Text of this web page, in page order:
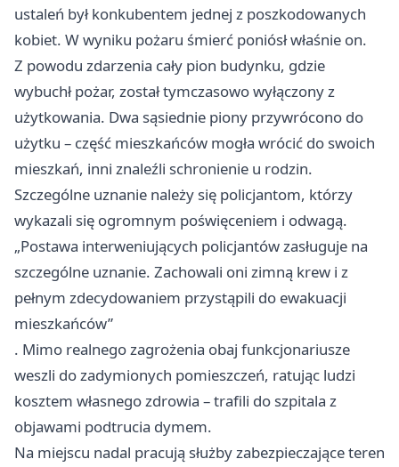
ustaleń był konkubentem jednej z poszkodowanych
kobiet. W wyniku pożaru śmierć poniósł właśnie on.
Z powodu zdarzenia cały pion budynku, gdzie
wybuchł pożar, został tymczasowo wyłączony z
użytkowania. Dwa sąsiednie piony przywrócono do
użytku – część mieszkańców mogła wrócić do swoich
mieszkań, inni znaleźli schronienie u rodzin.
Szczególne uznanie należy się policjantom, którzy
wykazali się ogromnym poświęceniem i odwagą.
„Postawa interweniujących policjantów zasługuje na
szczególne uznanie. Zachowali oni zimną krew i z
pełnym zdecydowaniem przystąpili do ewakuacji
mieszkańców”
. Mimo realnego zagrożenia obaj funkcjonariusze
weszli do zadymionych pomieszczeń, ratując ludzi
kosztem własnego zdrowia – trafili do szpitala z
objawami podtrucia dymem.
Na miejscu nadal pracują służby zabezpieczające teren